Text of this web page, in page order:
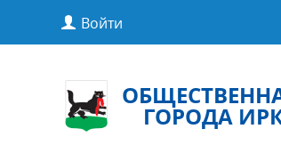
Войти
ГОРОДА